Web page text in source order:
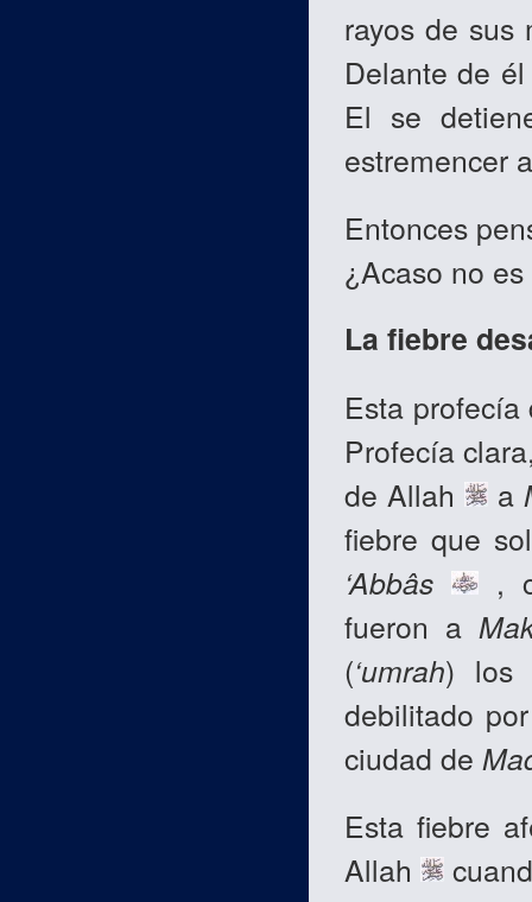
rayos de sus
Delante de
El se
estremencer
Entonces
¿Acaso no
La fiebre
Esta profecía
Profecía
de Allah
a
fiebre que
‘Abbâs
,
fueron a
(‘umrah) los
debilitado
ciudad de
Esta fiebre
Allah